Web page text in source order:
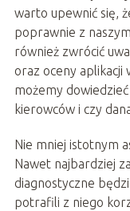
warto upewnić się,
poprawnie z
również zwrócić
oraz oceny aplikacji
możemy
kierowców i czy
Nie mniej istotnym
Nawet najbardziej
diagnostyczne
potrafili z niego